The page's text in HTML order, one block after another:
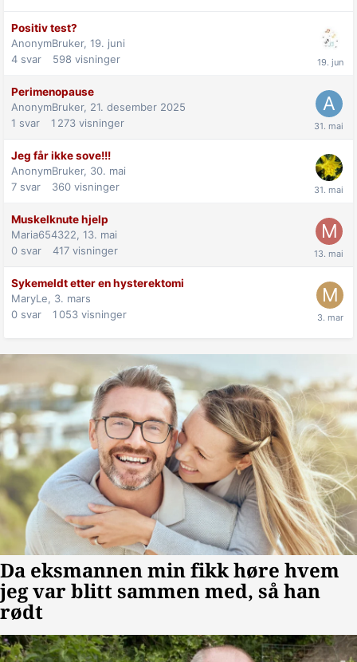
Positiv test?
AnonymBruker, 19. juni
4 svar 598 visninger
Perimenopause
AnonymBruker, 21. desember 2025
1 svar 1 273 visninger
Jeg får ikke sove!!!
AnonymBruker, 30. mai
7 svar 360 visninger
Muskelknute hjelp
Maria654322, 13. mai
0 svar 417 visninger
Sykemeldt etter en hysterektomi
MaryLe, 3. mars
0 svar 1 053 visninger